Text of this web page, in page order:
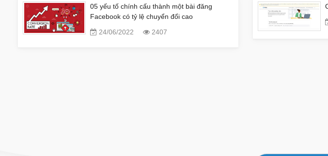
05 yếu tố chính cấu thành một bài đăng
Facebook có tỷ lệ chuyển đổi cao
24/06/2022
2407